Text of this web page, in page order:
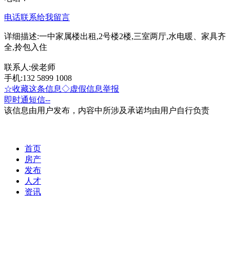
电话联系给我留言
详细描述:一中家属楼出租,2号楼2楼,三室两厅,水电暖、家具齐
全,拎包入住
联系人:侯老师
手机:132 5899 1008
☆收藏这条信息◇虚假信息举报
即时通短信--
该信息由用户发布，内容中所涉及承诺均由用户自行负责
首页
房产
发布
人才
资讯